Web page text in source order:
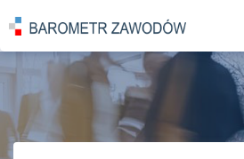
POWRÓT DO STRONY GŁÓWNEJ
PROGNOZY PROGNOZY NA